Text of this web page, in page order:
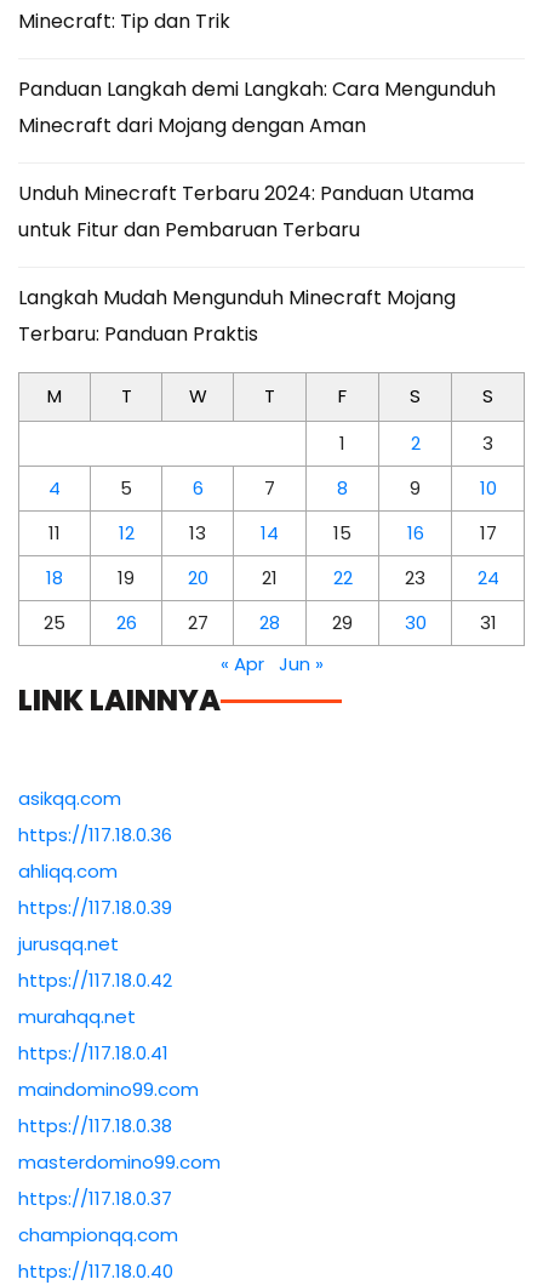
Minecraft: Tip dan Trik
Panduan Langkah demi Langkah: Cara Mengunduh
Minecraft dari Mojang dengan Aman
Unduh Minecraft Terbaru 2024: Panduan Utama
untuk Fitur dan Pembaruan Terbaru
Langkah Mudah Mengunduh Minecraft Mojang
Terbaru: Panduan Praktis
M T W T F S
S
1
2
3
4
5 6 7 8 9
10
11
12 13 14 15 16
17
18
19 20 21 22 23
24
25
26 27 28 29 30
31
« Apr Jun »
LINK LAINNYA
asikqq.com
https://117.18.0.36
ahliqq.com
https://117.18.0.39
jurusqq.net
https://117.18.0.42
murahqq.net
https://117.18.0.41
maindomino99.com
https://117.18.0.38
masterdomino99.com
https://117.18.0.37
championqq.com
https://117.18.0.40